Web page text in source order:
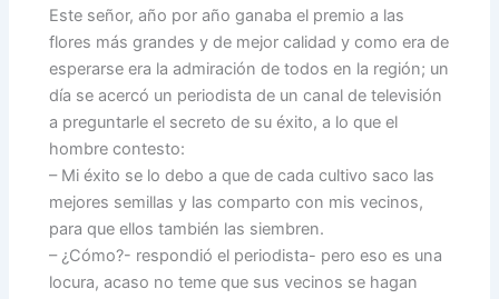
Este señor, año por año ganaba el premio a las
flores más grandes y de mejor calidad y como era de
esperarse era la admiración de todos en la región; un
día se acercó un periodista de un canal de televisión
a preguntarle el secreto de su éxito, a lo que el
hombre contesto:
– Mi éxito se lo debo a que de cada cultivo saco las
mejores semillas y las comparto con mis vecinos,
para que ellos también las siembren.
– ¿Cómo?- respondió el periodista- pero eso es una
locura, acaso no teme que sus vecinos se hagan